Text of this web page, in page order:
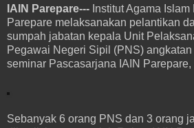
IAIN Parepare--- Institut Agama
Parepare melaksanakan pelantikan
sumpah jabatan kepala Unit
Pegawai Negeri Sipil (PNS)
seminar Pascasarjana IAIN Parepare,
Sebanyak 6 orang PNS dan 3 orang